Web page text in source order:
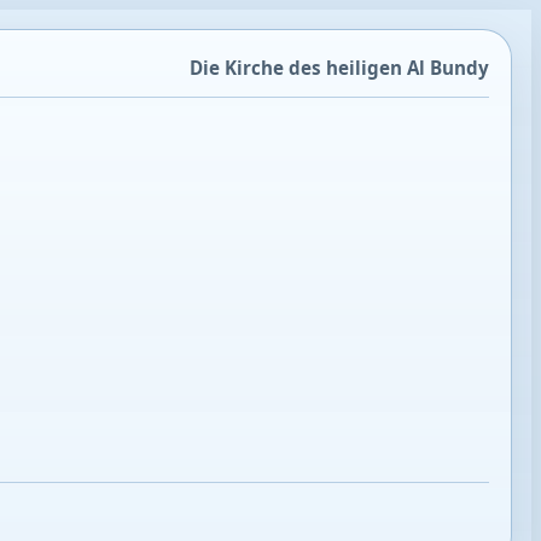
Die Kirche des heiligen Al Bundy